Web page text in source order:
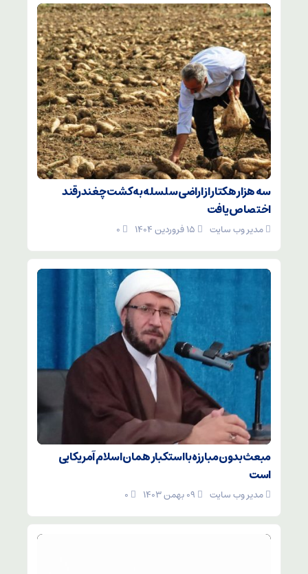
سه هزار هکتار از اراضی سلسله به کشت چغندرقند
اختصاص یافت
مدیر وب سایت ۰
مبعث بدون مبارزه با استکبار همان اسلام آمریکایی
است
مدیر وب سایت ۰